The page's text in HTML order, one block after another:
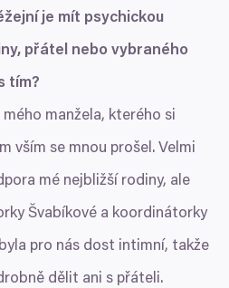
je mít psychickou
přátel nebo vybraného
tím?
manžela, kterého si
vším se mnou prošel. Velmi
mé nejbližší rodiny, ale
Švabíkové a koordinátorky
pro nás dost intimní, takže
dělit ani s přáteli.